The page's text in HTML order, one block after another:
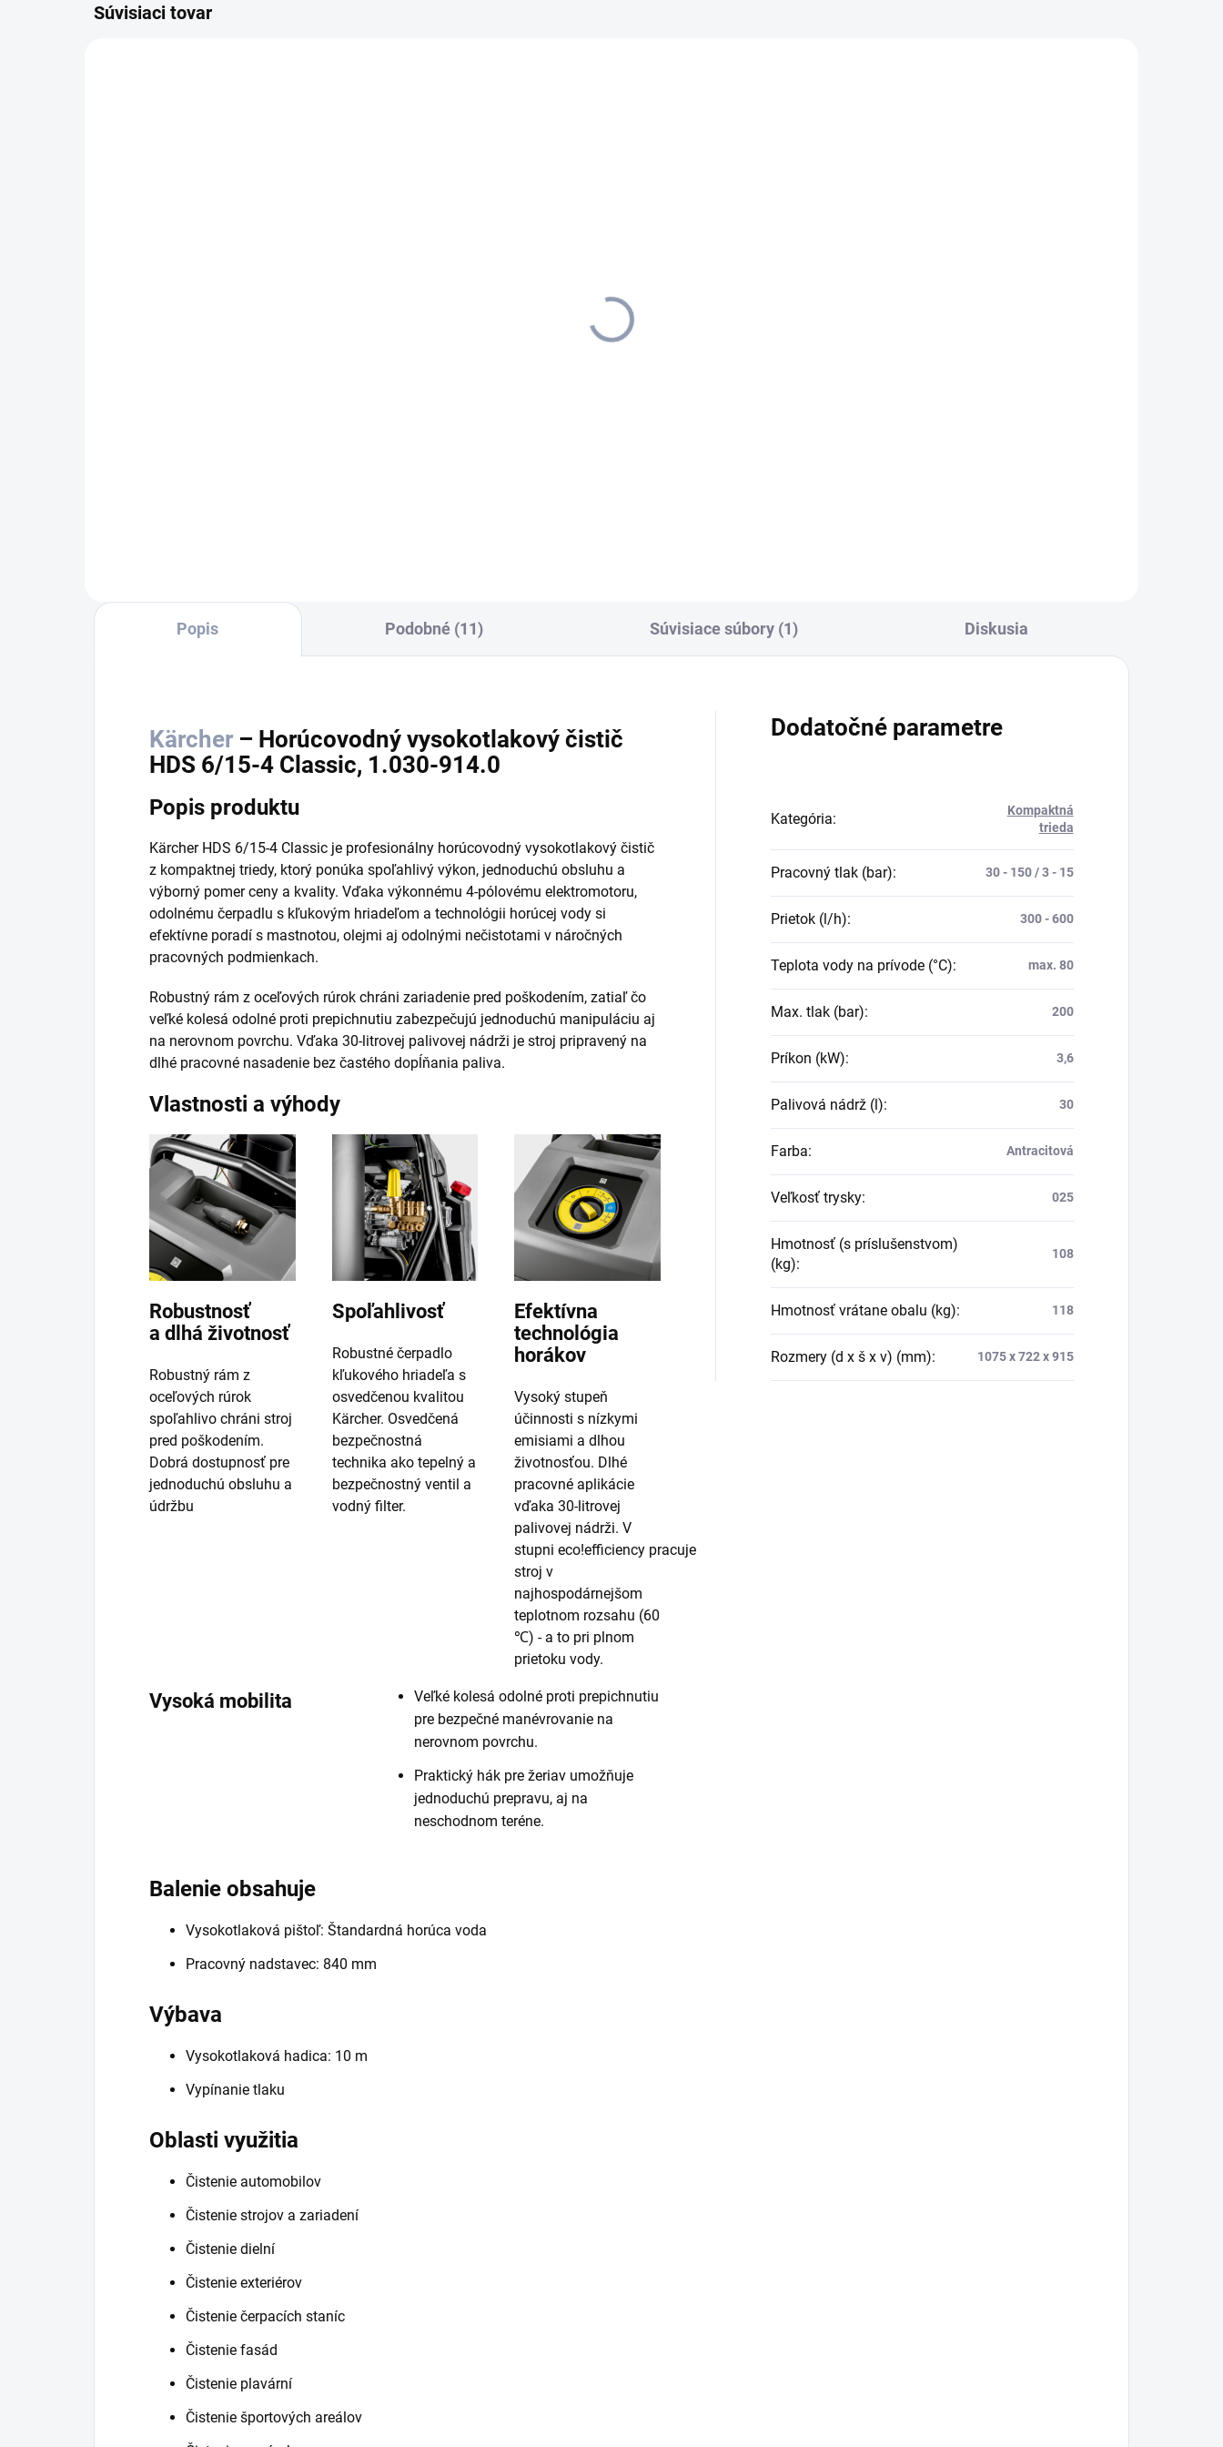
Súvisiaci tovar
Popis Podobné (11) Súvisiace súbory (1) Diskusia
Kärcher – Horúcovodný vysokotlakový čistič
HDS 6/15-4 Classic, 1.030-914.0
Popis produktu
Kärcher HDS 6/15-4 Classic je profesionálny horúcovodný vysokotlakový čistič
z kompaktnej triedy, ktorý ponúka spoľahlivý výkon, jednoduchú obsluhu a
výborný pomer ceny a kvality. Vďaka výkonnému 4-pólovému elektromotoru,
odolnému čerpadlu s kľukovým hriadeľom a technológii horúcej vody si
efektívne poradí s mastnotou, olejmi aj odolnými nečistotami v náročných
pracovných podmienkach.
Robustný rám z oceľových rúrok chráni zariadenie pred poškodením, zatiaľ čo
veľké kolesá odolné proti prepichnutiu zabezpečujú jednoduchú manipuláciu aj
na nerovnom povrchu. Vďaka 30-litrovej palivovej nádrži je stroj pripravený na
dlhé pracovné nasadenie bez častého dopĺňania paliva.
Vlastnosti a výhody
Robustnosť
a dlhá životnosť
Robustný rám z
oceľových rúrok
spoľahlivo chráni stroj
pred poškodením.
Dobrá dostupnosť pre
jednoduchú obsluhu a
údržbu
Spoľahlivosť
Robustné čerpadlo
kľukového hriadeľa s
osvedčenou kvalitou
Kärcher. Osvedčená
bezpečnostná
technika ako tepelný a
bezpečnostný ventil a
vodný filter.
Efektívna
technológia
horákov
Vysoký stupeň
účinnosti s nízkymi
emisiami a dlhou
životnosťou. Dlhé
pracovné aplikácie
vďaka 30-litrovej
palivovej nádrži. V
stupni eco!efficiency pracuje
stroj v
najhospodárnejšom
teplotnom rozsahu (60
℃) - a to pri plnom
prietoku vody.
Vysoká mobilita
Veľké kolesá odolné proti prepichnutiu
pre bezpečné manévrovanie na
nerovnom povrchu.
Praktický hák pre žeriav umožňuje
jednoduchú prepravu, aj na
neschodnom teréne.
Balenie obsahuje
Vysokotlaková pištoľ: Štandardná horúca voda
Pracovný nadstavec: 840 mm
Výbava
Vysokotlaková hadica: 10 m
Vypínanie tlaku
Oblasti využitia
Čistenie automobilov
Čistenie strojov a zariadení
Čistenie dielní
Čistenie exteriérov
Čistenie čerpacích staníc
Čistenie fasád
Čistenie plavární
Čistenie športových areálov
Dodatočné parametre
Kategória:
Kompaktná
trieda
Pracovný tlak (bar): 30 - 150 / 3 - 15
Prietok (l/h): 300 - 600
Teplota vody na prívode (°C): max. 80
Max. tlak (bar): 200
Príkon (kW): 3,6
Palivová nádrž (l): 30
Farba: Antracitová
Veľkosť trysky: 025
Hmotnosť (s príslušenstvom)
(kg):
108
Hmotnosť vrátane obalu (kg): 118
Rozmery (d x š x v) (mm): 1075 x 722 x 915